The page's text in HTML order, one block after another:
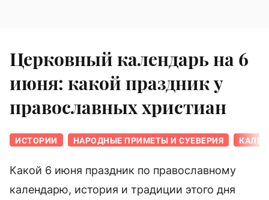
Церковный календарь на 6
июня: какой праздник у
православных христиан
ИСТОРИИ НАРОДНЫЕ ПРИМЕТЫ И СУЕВЕРИЯ
Какой 6 июня праздник по православному
календарю, история и традиции этого дня